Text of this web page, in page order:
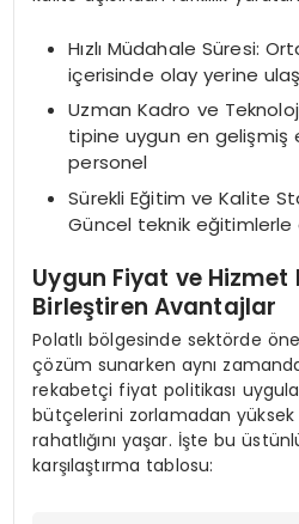
Hızlı Müdahale Süresi:
içerisinde olay yerine
Uzman Kadro ve
tipine uygun en gelişmiş
personel
Sürekli Eğitim ve Kalite
Güncel teknik eğitimlerle
Uygun Fiyat ve Hizmet
Birleştiren Avantajlar
Polatlı bölgesinde sektörde öne
çözüm sunarken aynı
rekabetçi fiyat politikası
bütçelerini zorlamadan
rahatlığını yaşar. İşte bu
karşılaştırma tablosu: